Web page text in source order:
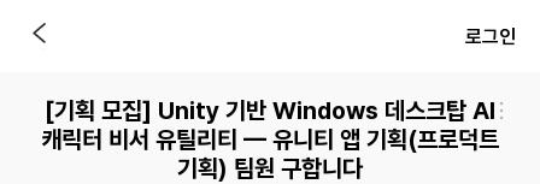
로그인
[기획 모집] Unity 기반 Windows 데스크탑 AI
캐릭터 비서 유틸리티 — 유니티 앱 기획(프로덕트
기획) 팀원 구합니다